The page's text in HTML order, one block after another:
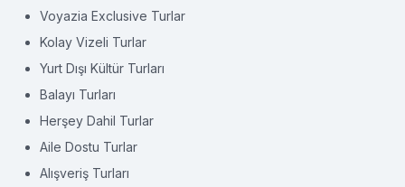
Voyazia Exclusive Turlar
Kolay Vizeli Turlar
Yurt Dışı Kültür Turları
Balayı Turları
Herşey Dahil Turlar
Aile Dostu Turlar
Alışveriş Turları